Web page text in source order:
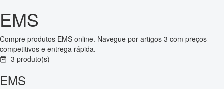
EMS
Compre produtos EMS online. Navegue por artigos 3 com preços
competitivos e entrega rápida.
3 produto(s)
EMS